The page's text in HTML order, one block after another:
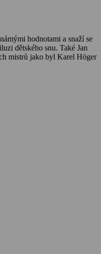
hodnotami a snaží se
dětského snu. Také Jan
mistrů jako byl Karel Höger